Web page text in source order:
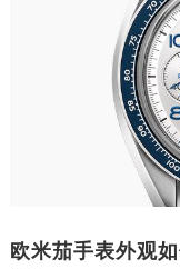
欧米茄手表外观